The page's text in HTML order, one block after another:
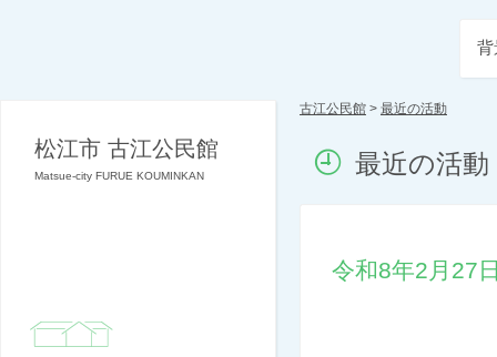
松江市 古江公民館
Matsue-city FURUE KOUMINKAN
背
古江公民館 > 最近の活動
最近の活動
令和8年2月27